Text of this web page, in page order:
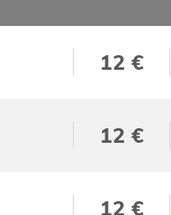
12 €
12 €
12 €